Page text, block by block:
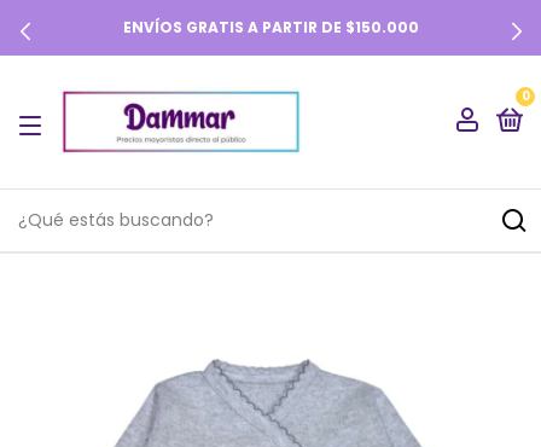
ENVÍOS GRATIS A PARTIR DE $150.000
0